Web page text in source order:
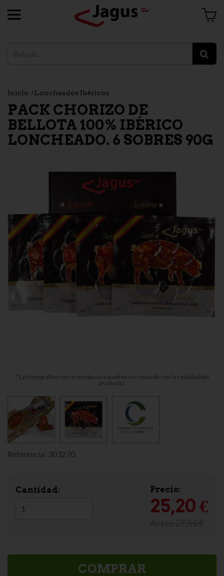
Inicio Loncheados Ibéricos
PACK CHORIZO DE
BELLOTA 100% IBÉRICO
LONCHEADO. 6 SOBRES 90G
* Las fotografías son orientativas y pueden no coincidir con la realidad del
producto.
Referencia: 303270
Cantidad: Precio:
25,20 €
COMPRAR